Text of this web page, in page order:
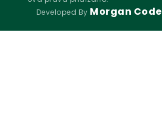
Developed By Morgan Code